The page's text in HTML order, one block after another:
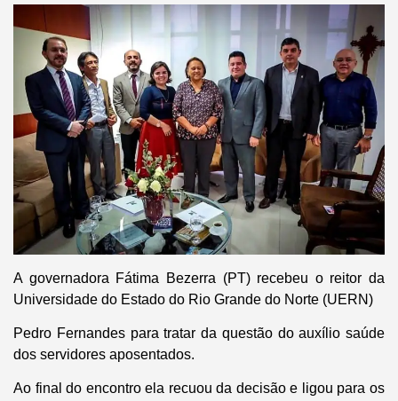
A governadora Fátima Bezerra (PT) recebeu o reitor da
Universidade do Estado do Rio Grande do Norte (UERN)
Pedro Fernandes para tratar da questão do auxílio saúde
dos servidores aposentados.
Ao final do encontro ela recuou da decisão e ligou para os